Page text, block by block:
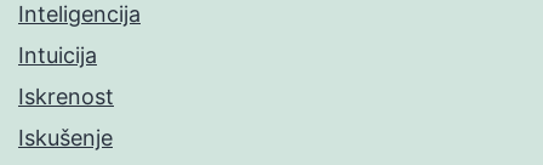
Inteligencija
Intuicija
Iskrenost
Iskušenje